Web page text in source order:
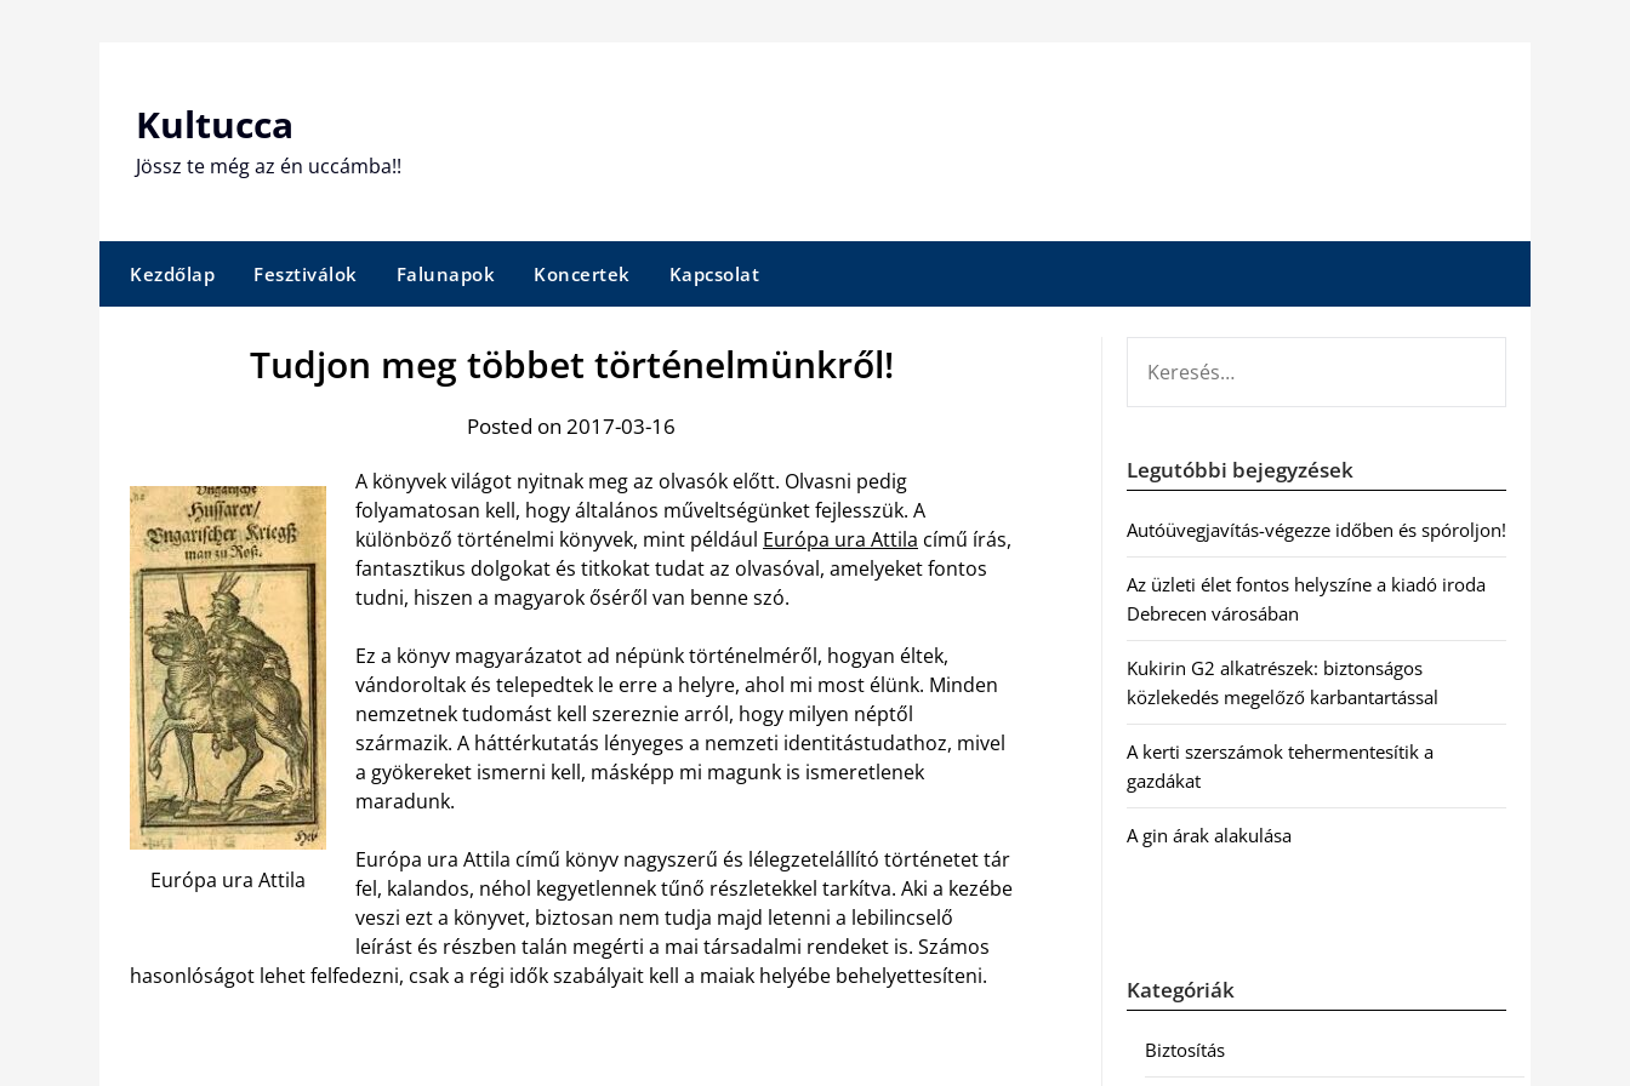
Kultucca
Jössz te még az én uccámba!!
Kezdőlap Fesztiválok Falunapok Koncertek Kapcsolat
Tudjon meg többet történelmünkről!
Posted on 2017-03-16
Európa ura Attila
A könyvek világot nyitnak meg az olvasók előtt. Olvasni pedig
folyamatosan kell, hogy általános műveltségünket fejlesszük. A
különböző történelmi könyvek, mint például Európa ura Attila című írás,
fantasztikus dolgokat és titkokat tudat az olvasóval, amelyeket fontos
tudni, hiszen a magyarok őséről van benne szó.
Ez a könyv magyarázatot ad népünk történelméről, hogyan éltek,
vándoroltak és telepedtek le erre a helyre, ahol mi most élünk. Minden
nemzetnek tudomást kell szereznie arról, hogy milyen néptől
származik. A háttérkutatás lényeges a nemzeti identitástudathoz, mivel
a gyökereket ismerni kell, másképp mi magunk is ismeretlenek
maradunk.
Európa ura Attila című könyv nagyszerű és lélegzetelállító történetet tár
fel, kalandos, néhol kegyetlennek tűnő részletekkel tarkítva. Aki a kezébe
veszi ezt a könyvet, biztosan nem tudja majd letenni a lebilincselő
leírást és részben talán megérti a mai társadalmi rendeket is. Számos
hasonlóságot lehet felfedezni, csak a régi idők szabályait kell a maiak helyébe behelyettesíteni.
Legutóbbi bejegyzések
Autóüvegjavítás-végezze időben és spóroljon!
Az üzleti élet fontos helyszíne a kiadó iroda
Debrecen városában
Kukirin G2 alkatrészek: biztonságos
közlekedés megelőző karbantartással
A kerti szerszámok tehermentesítik a
gazdákat
A gin árak alakulása
Kategóriák
Biztosítás